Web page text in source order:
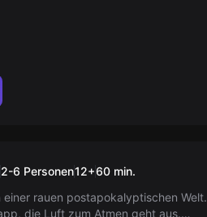
2-6 Personen12+60 min.
einer rauen postapokalyptischen Welt.
die Luft zum Atmen geht aus.